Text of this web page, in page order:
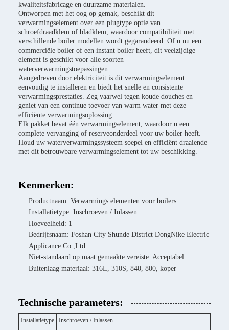
kwaliteitsfabricage en duurzame materialen.
Ontworpen met het oog op gemak, beschikt dit
verwarmingselement over een plugtype optie van
schroefdraadklem of bladklem, waardoor compatibiliteit met
verschillende boiler modellen wordt gegarandeerd. Of u nu een
commerciële boiler of een instant boiler heeft, dit veelzijdige
element is geschikt voor alle soorten
waterverwarmingstoepassingen.
Aangedreven door elektriciteit is dit verwarmingselement
eenvoudig te installeren en biedt het snelle en consistente
verwarmingsprestaties. Zeg vaarwel tegen koude douches en
geniet van een continue toevoer van warm water met deze
efficiënte verwarmingsoplossing.
Elk pakket bevat één verwarmingselement, waardoor u een
complete vervanging of reserveonderdeel voor uw boiler heeft.
Houd uw waterverwarmingssysteem soepel en efficiënt draaiende
met dit betrouwbare verwarmingselement tot uw beschikking.
Kenmerken:
Productnaam: Verwarmings elementen voor boilers
Installatietype: Inschroeven / Inlassen
Hoeveelheid: 1
Bedrijfsnaam: Foshan City Shunde District DongNike Electric
Applicance Co.,Ltd
Niet-standaard op maat gemaakte vereiste: Acceptabel
Buitenlaag materiaal: 316L, 310S, 840, 800, koper
Technische parameters:
Installatietype
Inschroeven / Inlassen